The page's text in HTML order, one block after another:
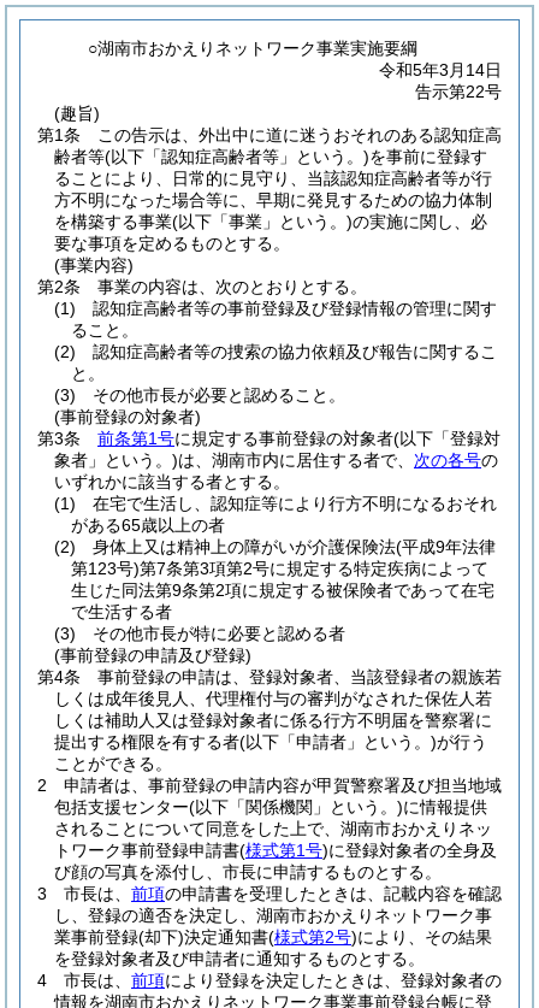
○湖南市おかえりネットワーク事業実施要綱
令和5年3月14日
告示第22号
(趣旨)
第1条
この告示は、外出中に道に迷うおそれのある認知症高
齢者等(以下「認知症高齢者等」という。)を事前に登録す
ることにより、日常的に見守り、当該認知症高齢者等が行
方不明になった場合等に、早期に発見するための協力体制
を構築する事業(以下「事業」という。)の実施に関し、必
要な事項を定めるものとする。
(事業内容)
第2条
事業の内容は、次のとおりとする。
(1)
認知症高齢者等の事前登録及び登録情報の管理に関す
ること。
(2)
認知症高齢者等の捜索の協力依頼及び報告に関するこ
と。
(3)
その他市長が必要と認めること。
(事前登録の対象者)
第3条
前条第1号に規定する事前登録の対象者(以下「登録対
象者」という。)は、湖南市内に居住する者で、 次の各号の
いずれかに該当する者とする。
(1)
在宅で生活し、認知症等により行方不明になるおそれ
がある65歳以上の者
(2)
身体上又は精神上の障がいが介護保険法(平成9年法律
第123号)第7条第3項第2号に規定する特定疾病によって
生じた同法第9条第2項に規定する被保険者であって在宅
で生活する者
(3)
その他市長が特に必要と認める者
(事前登録の申請及び登録)
第4条
事前登録の申請は、登録対象者、当該登録者の親族若
しくは成年後見人、代理権付与の審判がなされた保佐人若
しくは補助人又は登録対象者に係る行方不明届を警察署に
提出する権限を有する者(以下「申請者」という。)が行う
ことができる。
2
申請者は、事前登録の申請内容が甲賀警察署及び担当地域
包括支援センター(以下「関係機関」という。)に情報提供
されることについて同意をした上で、湖南市おかえりネッ
トワーク事前登録申請書(様式第1号)に登録対象者の全身及
び顔の写真を添付し、市長に申請するものとする。
3
市長は、 前項の申請書を受理したときは、記載内容を確認
し、登録の適否を決定し、湖南市おかえりネットワーク事
業事前登録(却下)決定通知書(様式第2号)により、その結果
を登録対象者及び申請者に通知するものとする。
4
市長は、 前項により登録を決定したときは、登録対象者の
情報を湖南市おかえりネットワーク事業事前登録台帳に登